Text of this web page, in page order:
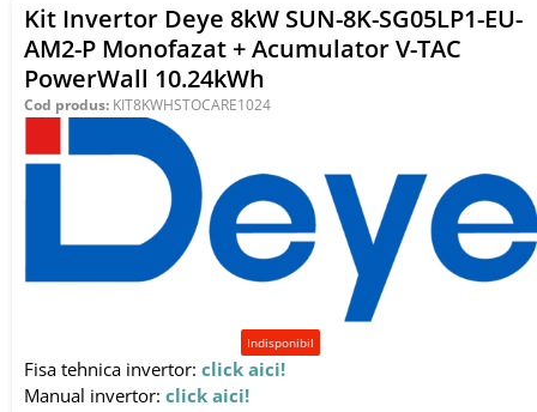
Kit Invertor Deye 8kW SUN-8K-SG05LP1-EU-
AM2-P Monofazat + Acumulator V-TAC
PowerWall 10.24kWh
Cod produs: KIT8KWHSTOCARE1024
Indisponibil
Fisa tehnica invertor: click aici!
Manual invertor: click aici!